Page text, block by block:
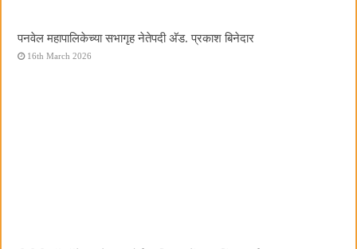
पनवेल महापालिकेच्या सभागृह नेतेपदी अ‍ॅड. प्रकाश बिनेदार
16th March 2026